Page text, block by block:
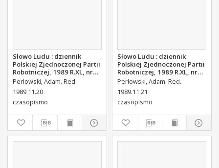
Słowo Ludu : dziennik
Polskiej Zjednoczonej Partii
Robotniczej, 1989 R.XL, nr
268
Perłowski, Adam. Red.
1989.11.20
czasopismo
Słowo Ludu : dziennik
Polskiej Zjednoczonej Partii
Robotniczej, 1989 R.XL, nr
269
Perłowski, Adam. Red.
1989.11.21
czasopismo